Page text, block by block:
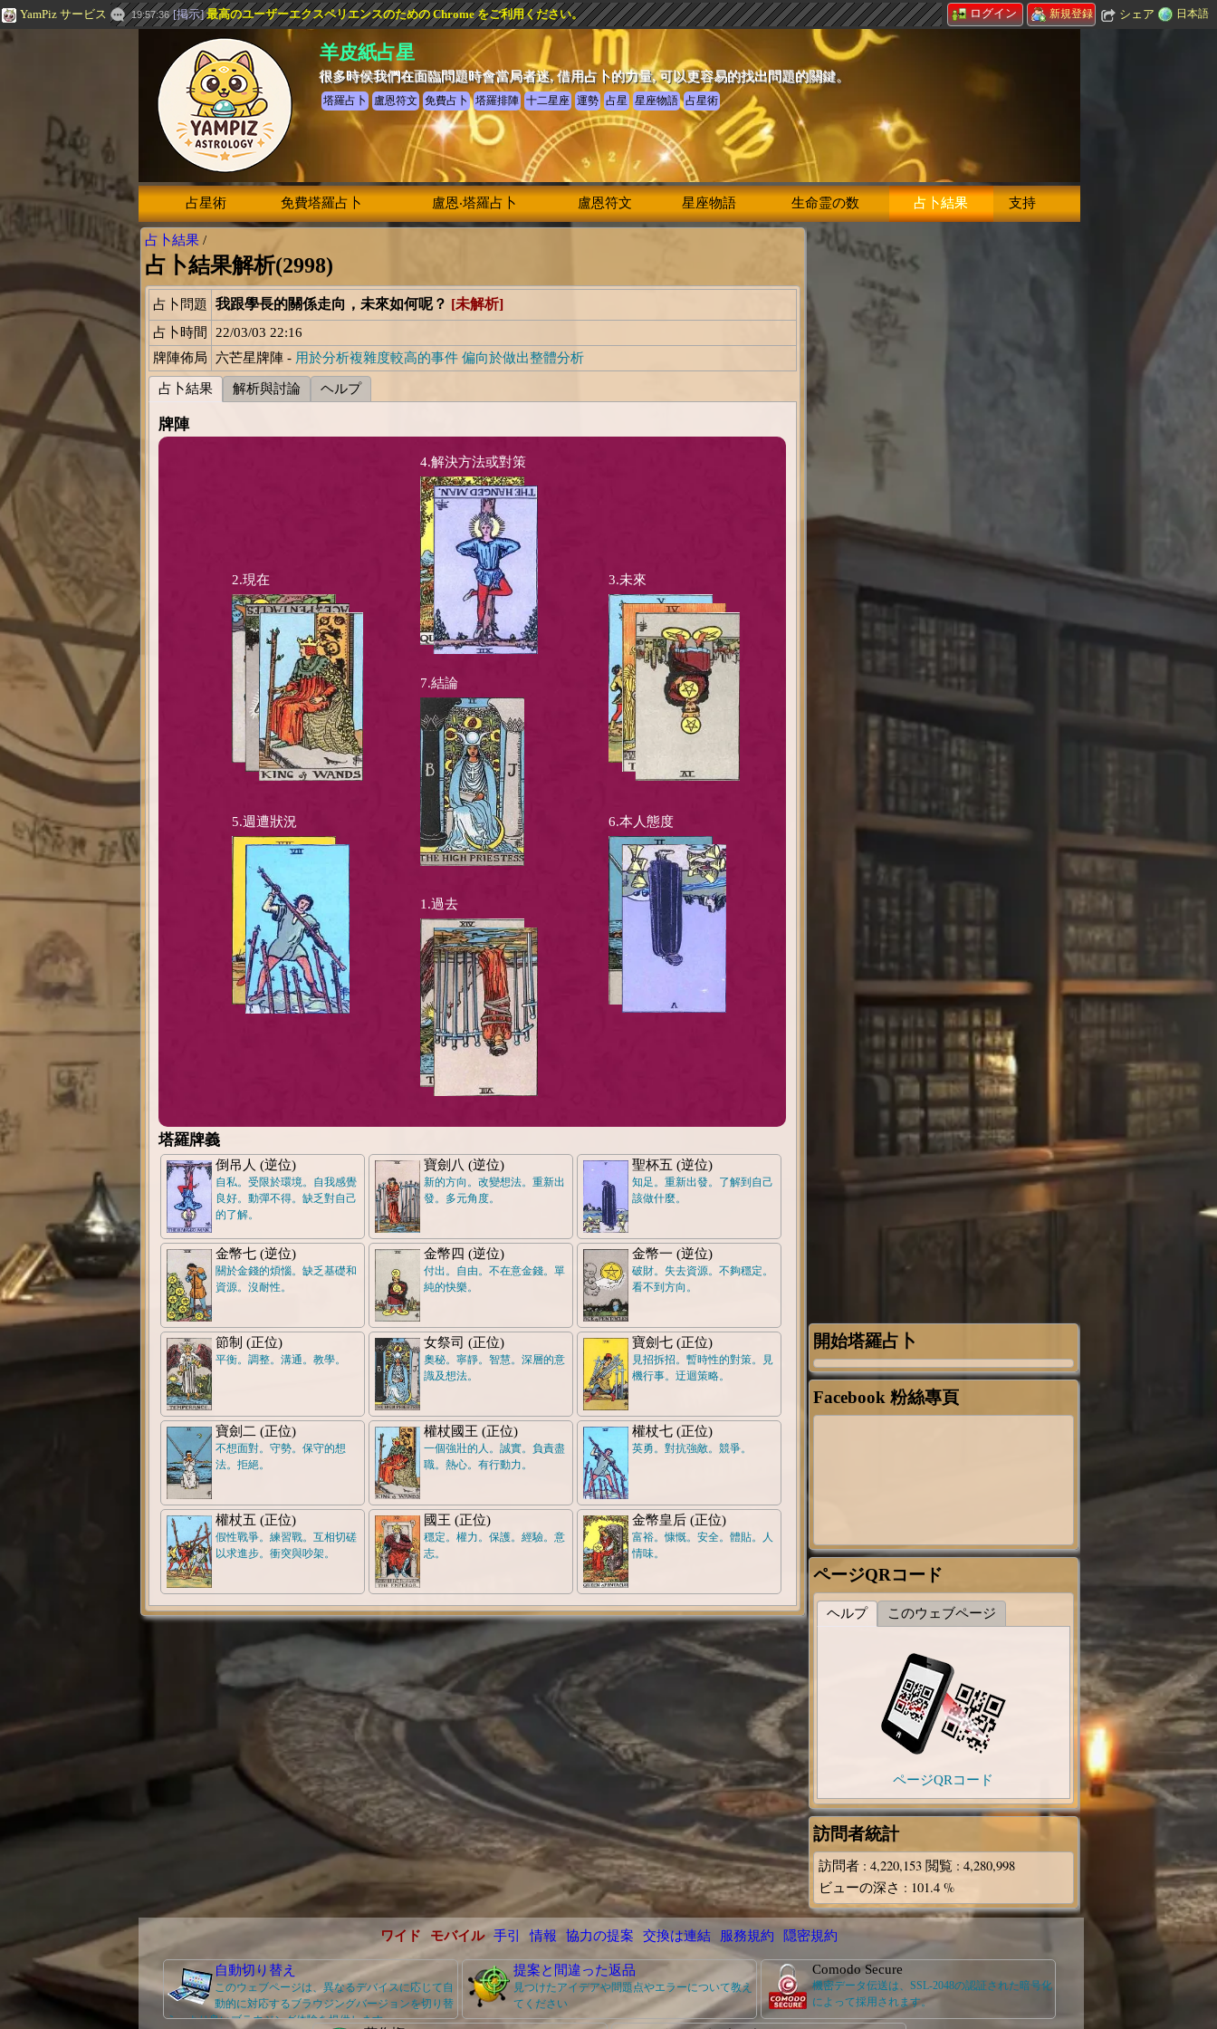
YamPiz サービス 19:57:36 [掲示]最高のユーザーエクスペリエンスのための Chrome をご利用ください。 ログイン 新規登録 シェア 日本語
羊皮紙占星
很多時侯我們在面臨問題時會當局者迷, 借用占卜的力量, 可以更容易的找出問題的關鍵。
塔羅占卜 盧恩符文 免費占卜 塔羅排陣 十二星座 運勢 占星 星座物語 占星術
占星術 免費塔羅占卜 盧恩‧塔羅占卜 盧恩符文 星座物語 生命霊の数 占卜結果 支持
占卜結果/
占卜結果解析(2998)
占卜問題 我跟學長的關係走向，未來如何呢？ [未解析]
占卜時間
22/03/03 22:16
牌陣佈局
六芒星牌陣 - 用於分析複雜度較高的事件 偏向於做出整體分析
占卜結果 解析與討論 ヘルプ
牌陣
1.過去
2.現在 3.未來
4.解決方法或對策
5.週遭狀況 6.本人態度
7.結論
塔羅牌義
倒吊人 (逆位)
自私。受限於環境。自我感覺
良好。動彈不得。缺乏對自己
的了解。
寶劍八 (逆位)
新的方向。改變想法。重新出
發。多元角度。
聖杯五 (逆位)
知足。重新出發。了解到自己
該做什麼。
金幣七 (逆位)
關於金錢的煩惱。缺乏基礎和
資源。沒耐性。
金幣四 (逆位)
付出。自由。不在意金錢。單
純的快樂。
金幣一 (逆位)
破財。失去資源。不夠穩定。
看不到方向。
節制 (正位)
平衡。調整。溝通。教學。
女祭司 (正位)
奧秘。寧靜。智慧。深層的意
識及想法。
寶劍七 (正位)
見招拆招。暫時性的對策。見
機行事。迂迴策略。
寶劍二 (正位)
不想面對。守勢。保守的想
法。拒絕。
權杖國王 (正位)
一個強壯的人。誠實。負責盡
職。熱心。有行動力。
權杖七 (正位)
英勇。對抗強敵。競爭。
權杖五 (正位)
假性戰爭。練習戰。互相切磋
以求進步。衝突與吵架。
國王 (正位)
穩定。權力。保護。經驗。意
志。
金幣皇后 (正位)
富裕。慷慨。安全。體貼。人
情味。
開始塔羅占卜
Facebook 粉絲專頁
ページQRコード
ヘルプ このウェブページ
ページQRコード
訪問者統計
訪問者: 4,220,153 閲覧: 4,280,998
ビューの深さ : 101.4 %
ワイド モバイル 手引 情報 協力の提案 交換は連結 服務規約 隠密規約
自動切り替え
このウェブページは、異なるデバイスに応じて自
動的に対応するブラウジングバージョンを切り替
え、より良いブラウジング体験を提供します。
提案と間違った返品
見つけたアイデアや問題点やエラーについて教え
てください
Comodo Secure
機密データ伝送は、SSL-2048の認証された暗号化
によって採用されます。